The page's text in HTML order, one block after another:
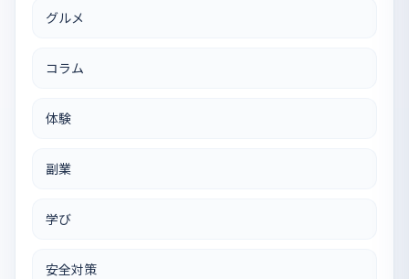
グルメ
コラム
体験
副業
学び
安全対策